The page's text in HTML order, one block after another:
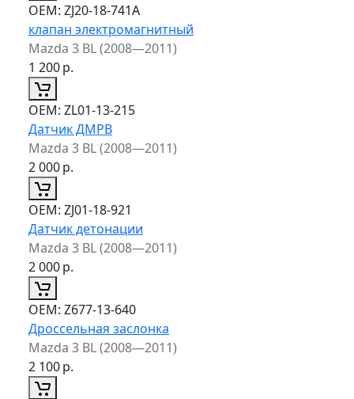
ОЕМ: ZJ20-18-741A
клапан электромагнитный
Mazda 3 BL (2008—2011)
1 200р.
ОЕМ: ZL01-13-215
Датчик ДМРВ
Mazda 3 BL (2008—2011)
2 000р.
ОЕМ: ZJ01-18-921
Датчик детонации
Mazda 3 BL (2008—2011)
2 000р.
ОЕМ: Z677-13-640
Дроссельная заслонка
Mazda 3 BL (2008—2011)
2 100р.